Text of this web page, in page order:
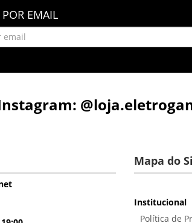
EMAIL
Mapa do
Institucional
Política de